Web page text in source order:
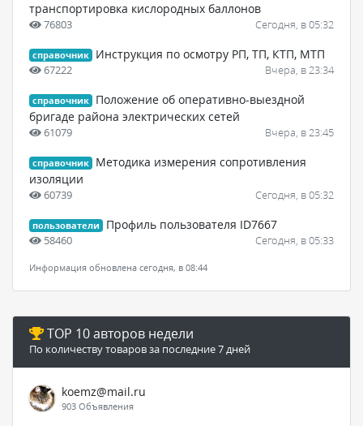
транспортировка кислородных баллонов
76803 Сегодня, в 05:32
справочник Инструкция по осмотру РП, ТП, КТП, МТП
67222 Вчера, в 23:34
справочник
Положение об оперативно-выездной
бригаде района электрических сетей
61079 Вчера, в 23:45
справочник
Методика измерения сопротивления
изоляции
60739 Сегодня, в 05:32
пользователи Профиль пользователя ID7667
58460 Сегодня, в 05:33
Информация обновлена сегодня, в 08:44
TOP 10 авторов недели
По количеству товаров за последние 7 дней
koemz@mail.ru
903 Объявления